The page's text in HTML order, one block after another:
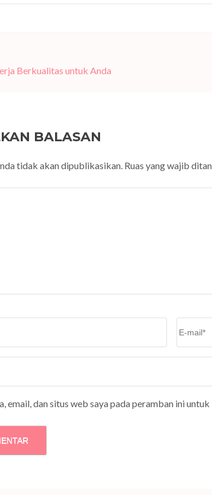
Berkualitas untuk Anda
BALASAN
tidak akan dipublikasikan. Ruas yang wajib
email, dan situs web saya pada peramban ini